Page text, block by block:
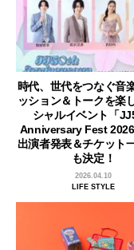
時代、世代をつなぐ音
ッション＆トークを楽
シャルイベント「
Anniversary Fest
出演者発表＆チケット
も決定！
2026.04.10
LIFE STYLE